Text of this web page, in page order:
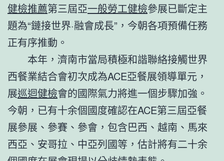
健檢推薦第三屆亞一般勞工健檢參展已斷定主
題為“鏈接世界·融會成長”，今朝各項預備任務
正有序推動。
本年，濟南市當局積極和諧聯絡接觸世界
西餐業結合會初次成為ACE亞餐展領導單元，
展巡迴健檢會的國際氣力將進一個步驟加強。
今朝，已有十余個國度確認在ACE第三屆亞餐
展參展、參賽、參會，包含巴西、越南、馬來
西亞、安哥拉、中亞列國等，估計將有二十余